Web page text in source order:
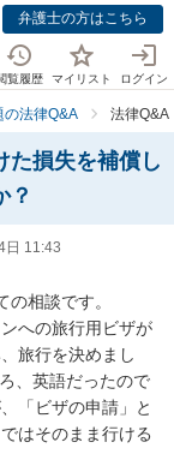
弁護士の方はこちら
覧履歴 マイリスト ログイン
の法律Q&A 法律Q&A
た損失を補償し
？
日 11:43
相談です。
への旅行用ビザが
旅行を決めまし
、英語だったので
「ビザの申請」と
はそのまま行ける